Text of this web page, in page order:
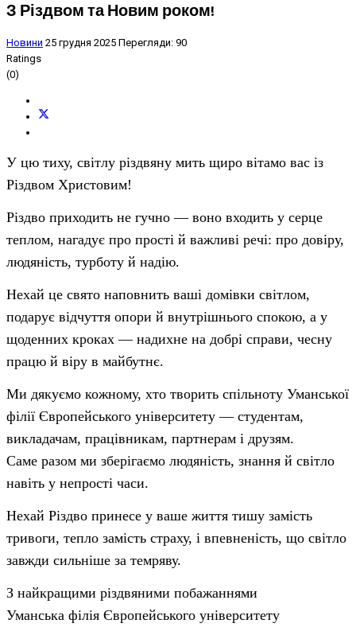
З Різдвом та Новим роком!
Новини 25 грудня 2025 Перегляди: 90
Ratings
(0)
У цю тиху, світлу різдвяну мить щиро вітамо вас із
Різдвом Христовим!
Різдво приходить не гучно — воно входить у серце
теплом, нагадує про прості й важливі речі: про довіру,
людяність, турботу й надію.
Нехай це свято наповнить ваші домівки світлом,
подарує відчуття опори й внутрішнього спокою, а у
щоденних кроках — надихне на добрі справи, чесну
працю й віру в майбутнє.
Ми дякуємо кожному, хто творить спільноту Уманської
філії Європейського університету — студентам,
викладачам, працівникам, партнерам і друзям.
Саме разом ми зберігаємо людяність, знання й світло
навіть у непрості часи.
Нехай Різдво принесе у ваше життя тишу замість
тривоги, тепло замість страху, і впевненість, що світло
завжди сильніше за темряву.
З найкращими різдвяними побажаннями
Уманська філія Європейського університету